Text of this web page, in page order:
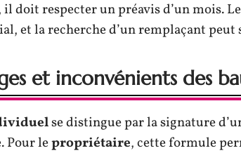
doit respecter un préavis d’un mois.
et la recherche d’un remplaçant peut
et inconvénients des
se distingue par la signature
Pour lepropriétaire, cette formule